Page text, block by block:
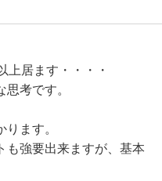
上居ます・・・・
考です。
ます。
も強要出来ますが、基本